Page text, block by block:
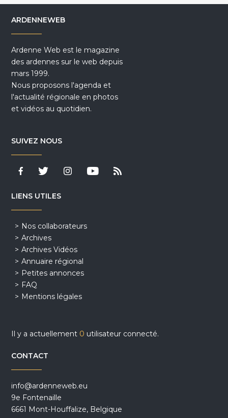
ARDENNEWEB
Ardenne Web est le magazine
des ardennes sur le web depuis
mars 1999.
Nous proposons l'agenda et
l'actualité régionale en photos
et vidéos au quotidien.
SUIVEZ NOUS
LIENS UTILES
Nos collaborateurs
Archives
Archives Vidéos
Annuaire régional
Petites annonces
FAQ
Mentions légales
Il y a actuellement 0 utilisateur connecté.
CONTACT
info@ardenneweb.eu
9e Fontenaille
6661 Mont-Houffalize, Belgique